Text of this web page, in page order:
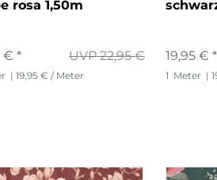
rosa 1,50m
UVP 22,95 €
€ *
| 19,95 € / Meter
19,95 € *
1 Meter |